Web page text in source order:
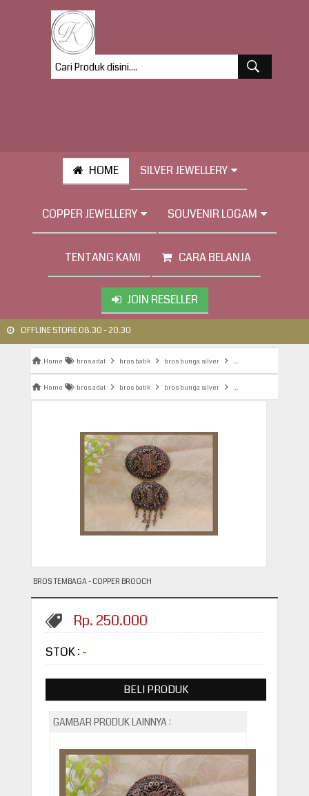
HOME SILVER JEWELLERY
COPPER JEWELLERY SOUVENIR LOGAM
TENTANG KAMI CARA BELANJA
JOIN RESELLER
OFFLINE STORE 08.30 - 20.30
Home bros adat bros batik bros bunga silver bros bunga tembaga
Home bros adat bros batik bros bunga silver bros bunga tembaga
BROS TEMBAGA - COPPER BROOCH
Rp. 250.000
STOK : -
BELI PRODUK
GAMBAR PRODUK LAINNYA :